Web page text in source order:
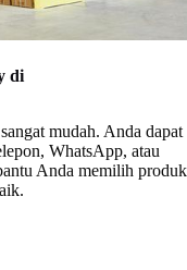
di
mudah. Anda dapat
WhatsApp, atau
Anda memilih produk